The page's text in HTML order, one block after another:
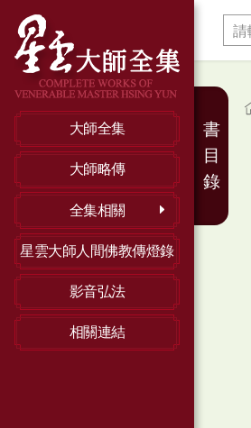
大師全集
大師略傳
全集相關
星雲大師人間佛教傳燈錄
影音弘法
相關連結
書
目
錄